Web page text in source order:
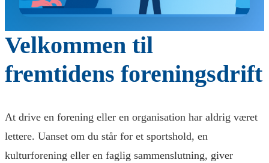
Velkommen til
fremtidens foreningsdrift
At drive en forening eller en organisation har aldrig været
lettere. Uanset om du står for et sportshold, en
kulturforening eller en faglig sammenslutning, giver